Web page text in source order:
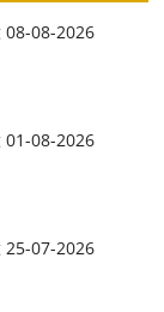
08-2026
08-2026
07-2026